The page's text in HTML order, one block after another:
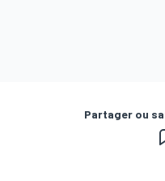
Partager ou